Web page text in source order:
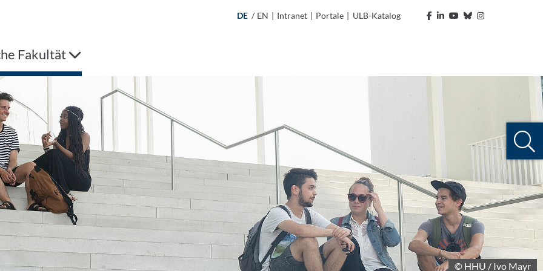
DE / EN | Intranet | Portale | ULB-Katalog
Fakultät
© HHU / Ivo Mayr